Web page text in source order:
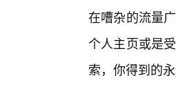
在嘈杂的流量
个人主页或是
索，你得到的